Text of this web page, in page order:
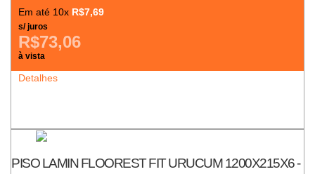
Em até 10x R$7,69
s/ juros
R$73,06
à vista
Detalhes
PISO LAMIN FLOOREST FIT URUCUM 1200X215X6 -